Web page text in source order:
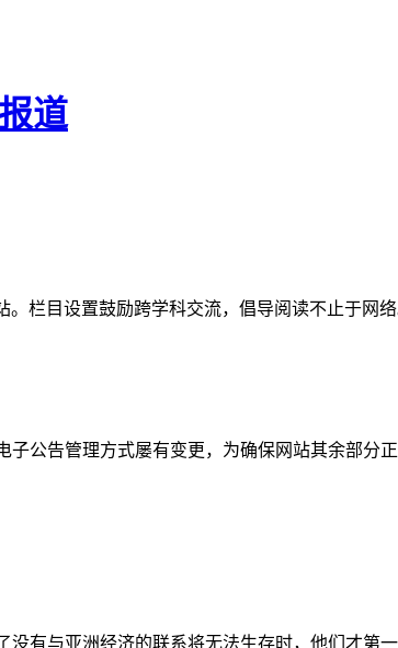
道
。栏目设置鼓励跨学科交流，倡导阅读不止于网
子公告管理方式屡有变更，为确保网站其余部分
有与亚洲经济的联系将无法生存时，他们才第一